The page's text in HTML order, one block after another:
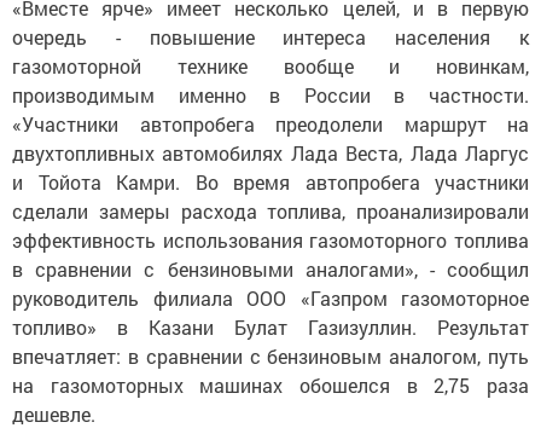
«Вместе ярче» имеет несколько целей, и в первую
очередь - повышение интереса населения к
газомоторной технике вообще и новинкам,
производимым именно в России в частности.
«Участники автопробега преодолели маршрут на
двухтопливных автомобилях Лада Веста, Лада Ларгус
и Тойота Камри. Во время автопробега участники
сделали замеры расхода топлива, проанализировали
эффективность использования газомоторного топлива
в сравнении с бензиновыми аналогами», - сообщил
руководитель филиала ООО «Газпром газомоторное
топливо» в Казани Булат Газизуллин. Результат
впечатляет: в сравнении с бензиновым аналогом, путь
на газомоторных машинах обошелся в 2,75 раза
дешевле.